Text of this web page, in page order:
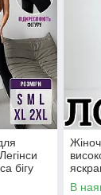
бігу
бігу
В